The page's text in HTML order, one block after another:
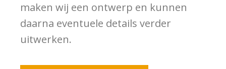
maken wij een ontwerp en kunnen
daarna eventuele details verder
uitwerken.